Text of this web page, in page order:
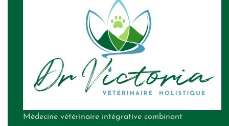
Médecine vétérinaire intégrative combinant